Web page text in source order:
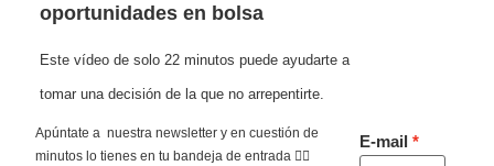
oportunidades en bolsa
Este vídeo de solo 22 minutos puede ayudarte a
tomar una decisión de la que no arrepentirte.
Apúntate a nuestra newsletter y en cuestión de
minutos lo tienes en tu bandeja de entrada 👇🏻
E-mail